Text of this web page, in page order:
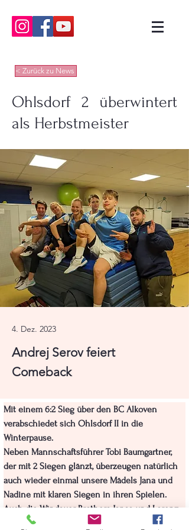
< Zurück zu News
Ohlsdorf 2 überwintert
als Herbstmeister
4. Dez. 2023
Andrej Serov feiert
Comeback
Mit einem 6:2 Sieg über den BC Alkoven
verabschiedet sich Ohlsdorf II in die
Winterpause.
Neben Mannschaftsführer Tobi Baumgartner,
der mit 2 Siegen glänzt, überzeugen natürlich
auch wieder einmal unsere Mädels Jana und
Nadine mit klaren Siegen in ihren Spielen.
Auch die Windauer-Brothers Jonas und Lorenz
können je einen Sieg beisteuern. Besonders